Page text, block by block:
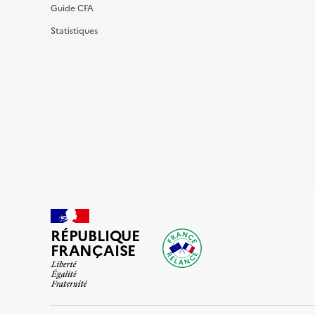
Guide CFA
Statistiques
RÉPUBLIQUE
FRANÇAISE